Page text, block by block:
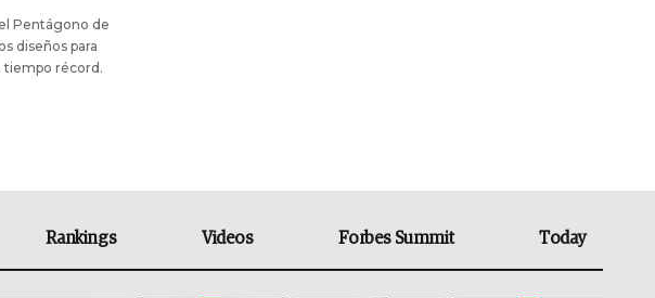
Pentágono de
diseños para
tiempo récord.
Rankings Videos Forbes Summit Today